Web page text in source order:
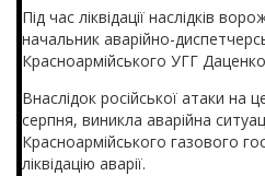
Під час ліквідації наслідків
начальник аварійно-
Красноармійського УГГ
Внаслідок російської атаки на
серпня, виникла аварійна
Красноармійського газового
ліквідацію аварії.